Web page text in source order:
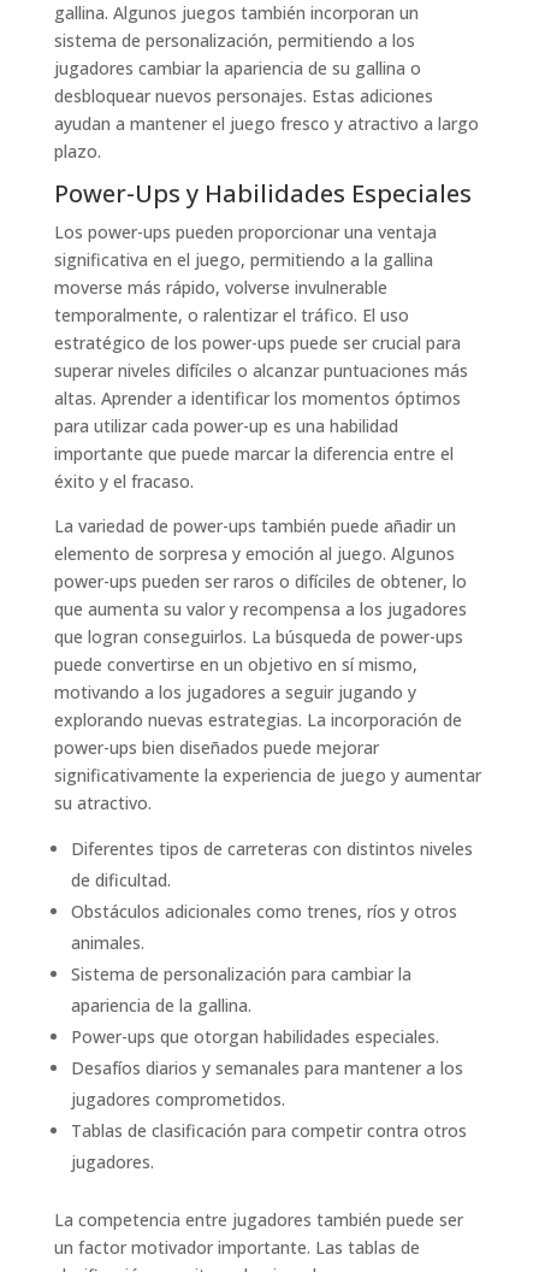
gallina. Algunos juegos también incorporan un
sistema de personalización, permitiendo a los
jugadores cambiar la apariencia de su gallina o
desbloquear nuevos personajes. Estas adiciones
ayudan a mantener el juego fresco y atractivo a largo
plazo.
Power-Ups y Habilidades Especiales
Los power-ups pueden proporcionar una ventaja
significativa en el juego, permitiendo a la gallina
moverse más rápido, volverse invulnerable
temporalmente, o ralentizar el tráfico. El uso
estratégico de los power-ups puede ser crucial para
superar niveles difíciles o alcanzar puntuaciones más
altas. Aprender a identificar los momentos óptimos
para utilizar cada power-up es una habilidad
importante que puede marcar la diferencia entre el
éxito y el fracaso.
La variedad de power-ups también puede añadir un
elemento de sorpresa y emoción al juego. Algunos
power-ups pueden ser raros o difíciles de obtener, lo
que aumenta su valor y recompensa a los jugadores
que logran conseguirlos. La búsqueda de power-ups
puede convertirse en un objetivo en sí mismo,
motivando a los jugadores a seguir jugando y
explorando nuevas estrategias. La incorporación de
power-ups bien diseñados puede mejorar
significativamente la experiencia de juego y aumentar
su atractivo.
Diferentes tipos de carreteras con distintos niveles
de dificultad.
Obstáculos adicionales como trenes, ríos y otros
animales.
Sistema de personalización para cambiar la
apariencia de la gallina.
Power-ups que otorgan habilidades especiales.
Desafíos diarios y semanales para mantener a los
jugadores comprometidos.
Tablas de clasificación para competir contra otros
jugadores.
La competencia entre jugadores también puede ser
un factor motivador importante. Las tablas de